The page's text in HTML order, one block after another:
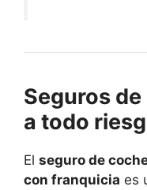
Seguros
a todo
El seguro de
con franquicia es